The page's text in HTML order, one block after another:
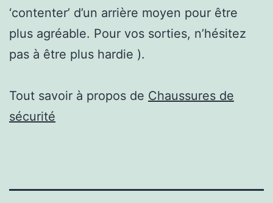
‘contenter’ d’un arrière moyen pour être
plus agréable. Pour vos sorties, n’hésitez
pas à être plus hardie ).
Tout savoir à propos de Chaussures de
sécurité